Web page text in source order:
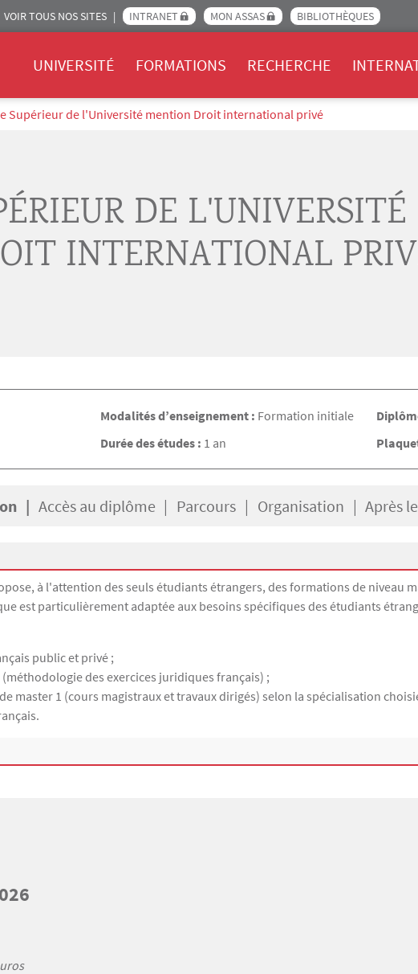
VOIR TOUS NOS SITES INTRANET MON ASSAS BIBLIOTHÈQUES
UNIVERSITÉ FORMATIONS RECHERCHE
Supérieur de l'Université mention Droit international privé
DE L'UNIVERSITÉ
INTERNATIONAL
Modalités d’enseignement : Formation initiale
Durée des études : 1 an
Accès au diplôme Parcours Organisation Après
à l'attention des seuls étudiants étrangers, des formations de niveau
est particulièrement adaptée aux besoins spécifiques des étudiants
public et privé ;
des exercices juridiques français) ;
master 1 (cours magistraux et travaux dirigés) selon la spécialisation